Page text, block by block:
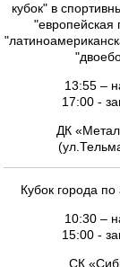
кубок" в
"европейская
13:55 –
17:00 -
ДК
Кубок города
10:30 –
15:00 -
СК